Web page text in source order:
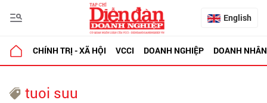
English
CHÍNH TRỊ - XÃ HỘI VCCI DOANH NGHIỆP DOANH NHÂN
tuoi suu